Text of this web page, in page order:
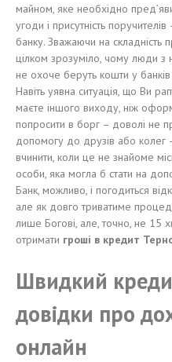
майном, яке необхідно
угоди і присутність
банку. Зважаючи на складність
цілком зрозуміло, чому люди з
не охоче беруть кошти у
Навіть уявна ситуація, що Ви
маєте іншого виходу, ніж
попросити в борг – доволі не
допомогу до друзів або колег
вчинити, коли це не знайоме
особи, яка могла б стати на
Банк, можливо, і погодиться
але як довго триватиме
лише Богові, але, точно, не 15
отримати гроші в кредит
Швидкий
довідки про
онлайн